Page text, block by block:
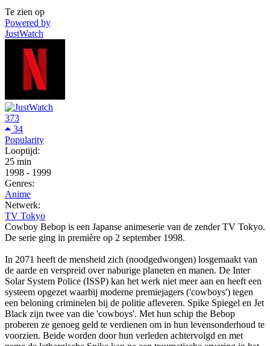
Te zien op
Powered by
JustWatch
373
34
Popularity
Looptijd:
25 min
1998 - 1999
Genres:
Anime
Netwerk:
TV Tokyo
Cowboy Bebop is een Japanse animeserie van de zender TV Tokyo.
De serie ging in première op 2 september 1998.
In 2071 heeft de mensheid zich (noodgedwongen) losgemaakt van
de aarde en verspreid over naburige planeten en manen. De Inter
Solar System Police (ISSP) kan het werk niet meer aan en heeft een
systeem opgezet waarbij moderne premiejagers ('cowboys') tegen
een beloning criminelen bij de politie afleveren. Spike Spiegel en Jet
Black zijn twee van die 'cowboys'. Met hun schip the Bebop
proberen ze genoeg geld te verdienen om in hun levensonderhoud te
voorzien. Beide worden door hun verleden achtervolgd en met